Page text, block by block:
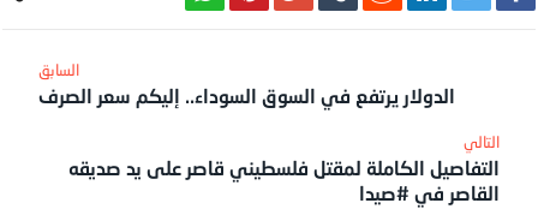
الدولار يرتفع في السوق السوداء.. إليكم سعر الصرف
‎التالي
التفاصيل الكاملة لمقتل فلسطيني قاصر على يد صديقه
القاصر في #صيدا